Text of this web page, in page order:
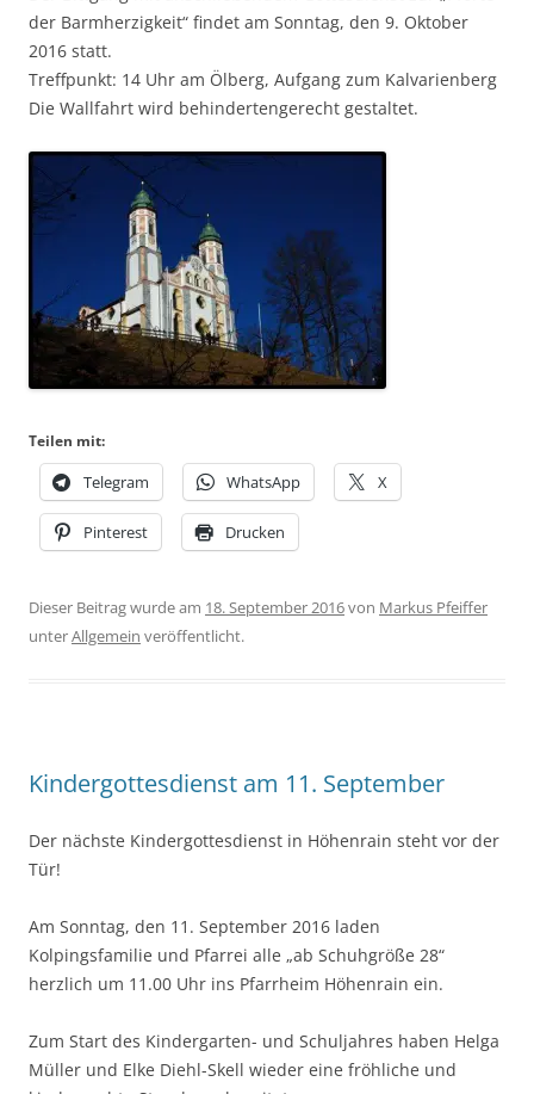
der Barmherzigkeit“ findet am Sonntag, den 9. Oktober
2016 statt.
Treffpunkt: 14 Uhr am Ölberg, Aufgang zum Kalvarienberg
Die Wallfahrt wird behindertengerecht gestaltet.
Teilen mit:
Telegram WhatsApp X
Pinterest Drucken
Dieser Beitrag wurde am 18. September 2016von Markus Pfeiffer
unterAllgemein veröffentlicht.
Kindergottesdienst am 11. September
Der nächste Kindergottesdienst in Höhenrain steht vor der
Tür!
Am Sonntag, den 11. September 2016 laden
Kolpingsfamilie und Pfarrei alle „ab Schuhgröße 28“
herzlich um 11.00 Uhr ins Pfarrheim Höhenrain ein.
Zum Start des Kindergarten- und Schuljahres haben Helga
Müller und Elke Diehl-Skell wieder eine fröhliche und